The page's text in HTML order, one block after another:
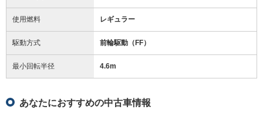
使用燃料 レギュラー
駆動方式 前輪駆動（FF）
最小回転半径 4.6m
あなたにおすすめの中古車情報